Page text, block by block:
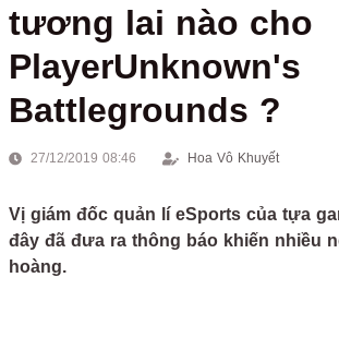
tương lai nào cho
PlayerUnknown's
Battlegrounds ?
27/12/2019 08:46 Hoa Vô Khuyết
Vị giám đốc quản lí eSports của tựa
đây đã đưa ra thông báo khiến nhiều
hoàng.